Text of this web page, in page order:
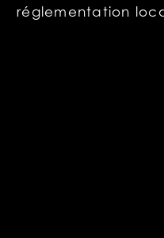
réglementation